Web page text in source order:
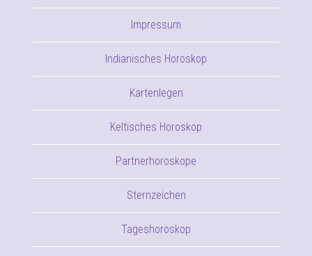
Impressum
Indianisches Horoskop
Kartenlegen
Keltisches Horoskop
Partnerhoroskope
Sternzeichen
Tageshoroskop